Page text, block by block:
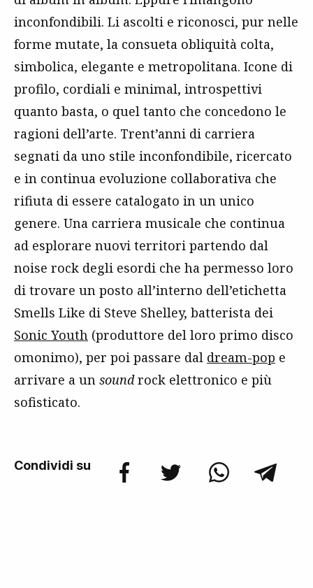
inconfondibili. Li ascolti e riconosci, pur nelle
forme mutate, la consueta obliquità colta,
simbolica, elegante e metropolitana. Icone di
profilo, cordiali e minimal, introspettivi
quanto basta, o quel tanto che concedono le
ragioni dell’arte. Trent’anni di carriera
segnati da uno stile inconfondibile, ricercato
e in continua evoluzione collaborativa che
rifiuta di essere catalogato in un unico
genere. Una carriera musicale che continua
ad esplorare nuovi territori partendo dal
noise rock degli esordi che ha permesso loro
di trovare un posto all’interno dell’etichetta
Smells Like di Steve Shelley, batterista dei
Sonic Youth (produttore del loro primo disco
omonimo), per poi passare dal dream-pop e
arrivare a un soundrock elettronico e più
sofisticato.
Condividi su